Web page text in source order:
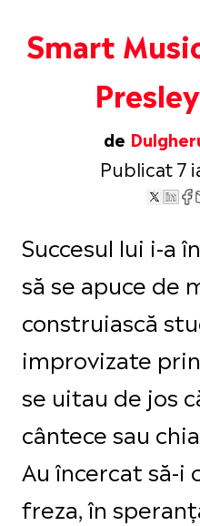
Smart
de
Publicat 7
Succesul lui i-a
să se apuce de
construiască
improvizate
se uitau de jos
cântece sau
Au încercat să-i
freza, în